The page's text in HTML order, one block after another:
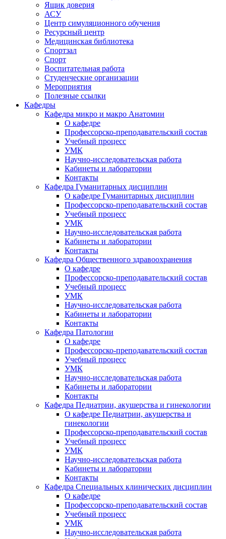
Ящик доверия
АСУ
Центр симуляционного обучения
Ресурсный центр
Медицинская библиотека
Спортзал
Спорт
Воспитательная работа
Студенческие организации
Мероприятия
Полезные ссылки
Кафедры
Кафедра микро и макро Анатомии
О кафедре
Профессорско-преподавательский состав
Учебный процесс
УМК
Научно-исследовательская работа
Кабинеты и лаборатории
Контакты
Кафедра Гуманитарных дисциплин
О кафедре Гуманитарных дисциплин
Профессорско-преподавательский состав
Учебный процесс
УМК
Научно-исследовательская работа
Кабинеты и лаборатории
Контакты
Кафедра Общественного здравоохранения
О кафедре
Профессорско-преподавательский состав
Учебный процесс
УМК
Научно-исследовательская работа
Кабинеты и лаборатории
Контакты
Кафедра Патологии
О кафедре
Профессорско-преподавательский состав
Учебный процесс
УМК
Научно-исследовательская работа
Кабинеты и лаборатории
Контакты
Кафедра Педиатрии, акушерства и гинекологии
О кафедре Педиатрии, акушерства и
гинекологии
Профессорско-преподавательский состав
Учебный процесс
УМК
Научно-исследовательская работа
Кабинеты и лаборатории
Контакты
Кафедра Специальных клинических дисциплин
О кафедре
Профессорско-преподавательский состав
Учебный процесс
УМК
Научно-исследовательская работа